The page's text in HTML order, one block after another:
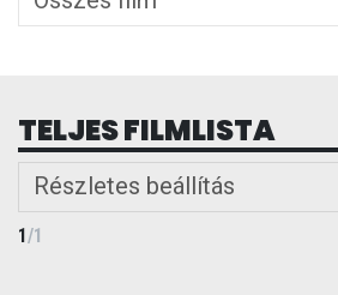
TELJES FILMLISTA
Részletes beállítás
1/1